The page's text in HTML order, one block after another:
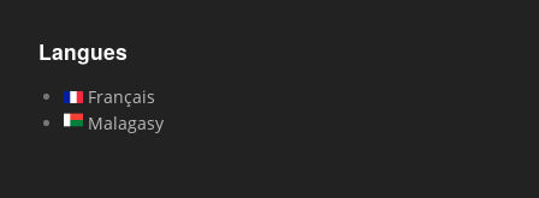
Langues
Français
Malagasy